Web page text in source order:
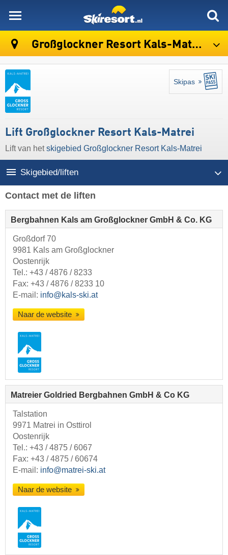
Großglockner Resort Kals-Matrei
Skipas
Lift Großglockner Resort Kals-Matrei
Lift van hetskigebied Großglockner Resort Kals-Matrei
Skigebied/liften
Contact met de liften
Bergbahnen Kals am Großglockner GmbH & Co. KG
Großdorf 70
9981 Kals am Großglockner
Oostenrijk
Tel.: +43 / 4876 / 8233
Fax: +43 / 4876 / 8233 10
E-mail: info@kals-ski.at
Naar de website
Matreier Goldried Bergbahnen GmbH & Co KG
Talstation
9971 Matrei in Osttirol
Oostenrijk
Tel.: +43 / 4875 / 6067
Fax: +43 / 4875 / 60674
E-mail: info@matrei-ski.at
Naar de website